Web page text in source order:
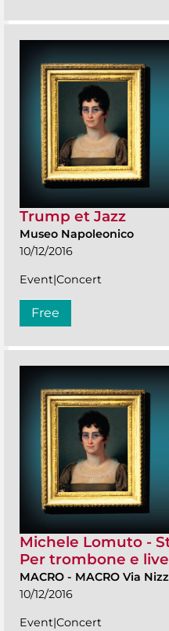
Trump et Jazz
Museo Napoleonico
10/12/2016
Event|Concert
Free
Michele Lomuto -
Per trombone e
MACRO - MACRO Via
10/12/2016
Event|Concert